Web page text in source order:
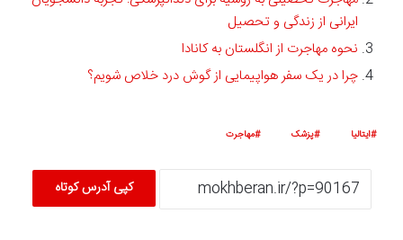
ایرانی از زندگی و تحصیل
نحوه مهاجرت از انگلستان به کانادا
چرا در یک سفر هواپیمایی از گوش درد خلاص شویم؟
ایتالیا پزشک مهاجرت
کپی آدرس کوتاه